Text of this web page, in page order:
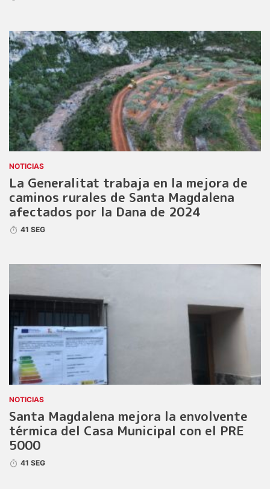
NOTICIAS
La Generalitat trabaja en la mejora de
caminos rurales de Santa Magdalena
afectados por la Dana de 2024
41 SEG
NOTICIAS
Santa Magdalena mejora la envolvente
térmica del Casa Municipal con el PRE
5000
41 SEG